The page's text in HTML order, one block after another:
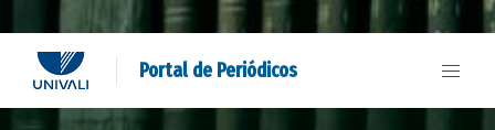
Portal de Periódicos